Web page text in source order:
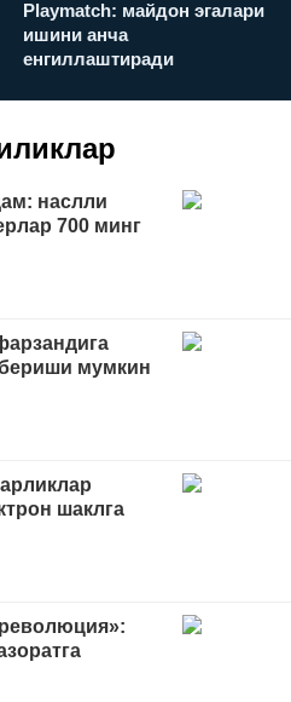
Playmatch: майдон эгалари
ишини анча
енгиллаштиради
наслли
700 минг
мумкин
шаклга